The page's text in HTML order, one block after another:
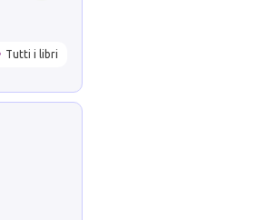
Tutti i libri